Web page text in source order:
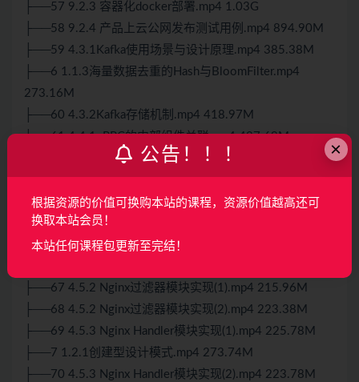
├──57 9.2.3 容器化docker部署.mp4 1.03G
├──58 9.2.4 产品上云公网发布测试用例.mp4 894.90M
├──59 4.3.1Kafka使用场景与设计原理.mp4 385.38M
├──6 1.1.3海量数据去重的Hash与BloomFilter.mp4
273.16M
├──60 4.3.2Kafka存储机制.mp4 418.97M
├──61 4.4.1gRPC的内部组件关联.mp4 427.69M
├──62 4.4.2基于http2的gRPC通信协议.mp4 399.82M
├──63 grpc1-服务器编写.mp4 125.48M
├──64 grpc2-客户端编写.mp4 112.24M
├──65 grpc3-异步服务器编写.mp4 96.61M
├──66 4.5.1Nginx反向代理与系统参数配置conf原理.mp4
├──67 4.5.2 Nginx过滤器模块实现(1).mp4 215.96M
├──68 4.5.2 Nginx过滤器模块实现(2).mp4 223.38M
├──69 4.5.3 Nginx Handler模块实现(1).mp4 225.78M
├──7 1.2.1创建型设计模式.mp4 273.74M
├──70 4.5.3 Nginx Handler模块实现(2).mp4 223.78M
×
公告！！！
根据资源的价值可换购本站的课程，资源价值越高还可
换取本站会员！
本站任何课程包更新至完结！